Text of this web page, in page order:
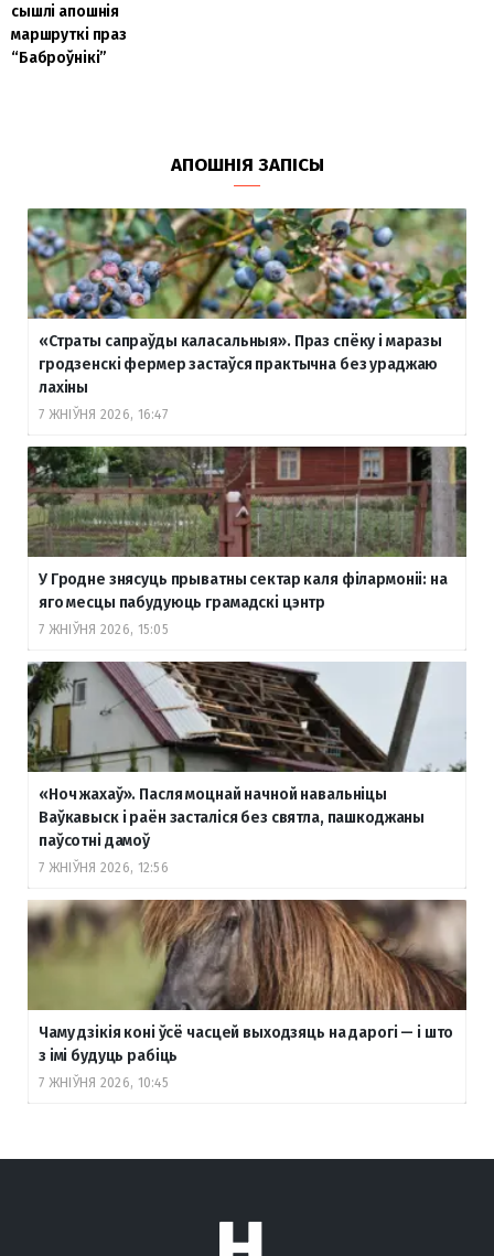
сышлі апошнія
маршруткі праз
“Баброўнікі”
АПОШНІЯ ЗАПІСЫ
«Страты сапраўды каласальныя». Праз спёку і маразы
гродзенскі фермер застаўся практычна без ураджаю
лахіны
7 ЖНІЎНЯ 2026, 16:47
У Гродне знясуць прыватны сектар каля філармоніі: на
яго месцы пабудуюць грамадскі цэнтр
7 ЖНІЎНЯ 2026, 15:05
«Ноч жахаў». Пасля моцнай начной навальніцы
Ваўкавыск і раён засталіся без святла, пашкоджаны
паўсотні дамоў
7 ЖНІЎНЯ 2026, 12:56
Чаму дзікія коні ўсё часцей выходзяць на дарогі — і што
з імі будуць рабіць
7 ЖНІЎНЯ 2026, 10:45